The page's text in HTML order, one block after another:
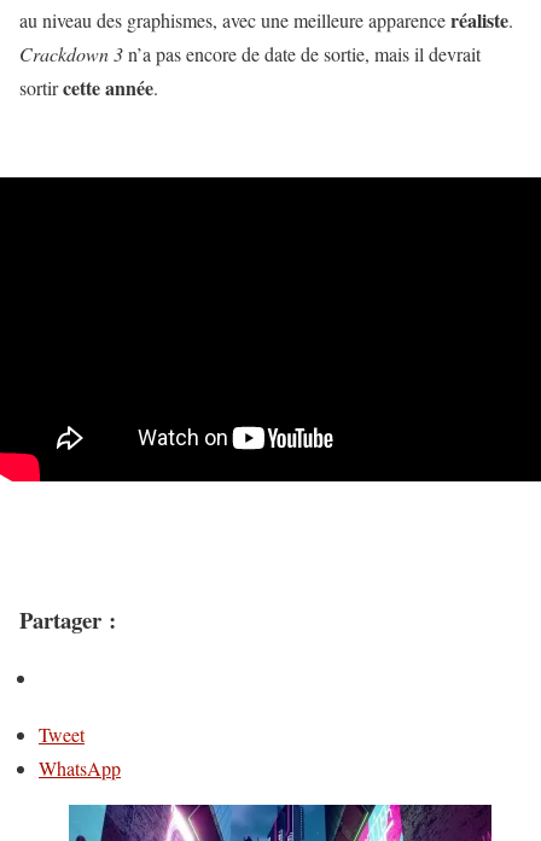
au niveau des graphismes, avec une meilleure apparenceréaliste.
Crackdown 3n’a pas encore de date de sortie, mais il devrait
sortircette année.
Partager :
Tweet
WhatsApp